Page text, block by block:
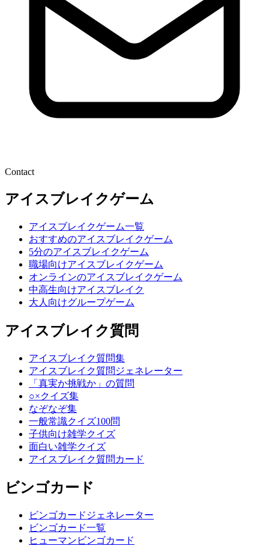
Contact
アイスブレイクゲーム
アイスブレイクゲーム一覧
おすすめのアイスブレイクゲーム
5分のアイスブレイクゲーム
職場向けアイスブレイクゲーム
オンラインのアイスブレイクゲーム
中高生向けアイスブレイク
大人向けグループゲーム
アイスブレイク質問
アイスブレイク質問集
アイスブレイク質問ジェネレーター
「真実か挑戦か」の質問
○×クイズ集
なぞなぞ集
一般常識クイズ100問
子供向け雑学クイズ
面白い雑学クイズ
アイスブレイク質問カード
ビンゴカード
ビンゴカードジェネレーター
ビンゴカード一覧
ヒューマンビンゴカード